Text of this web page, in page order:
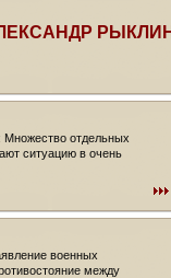
РЫКЛИН
: Множество отдельных
ситуацию в очень
военных
между